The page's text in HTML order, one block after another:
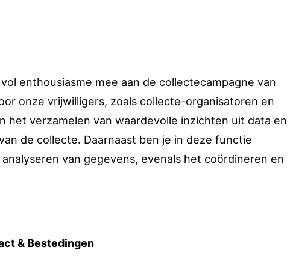
enthousiasme mee aan de collectecampagne van
onze vrijwilligers, zoals collecte-organisatoren en
het verzamelen van waardevolle inzichten uit data
de collecte. Daarnaast ben je in deze functie
van gegevens, evenals het coördineren en
& Bestedingen